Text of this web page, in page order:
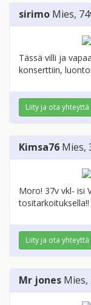
sirimo Mies,
Tässä villi ja
konserttiin,
Liity ja ota yhteyttä
Kimsa76 Mies,
Moro! 37v vkl- isi
tositarkoituksella!!
Liity ja ota yhteyttä
Mr jones Mies,